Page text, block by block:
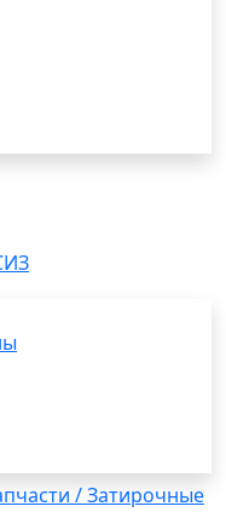
/ Затирочные